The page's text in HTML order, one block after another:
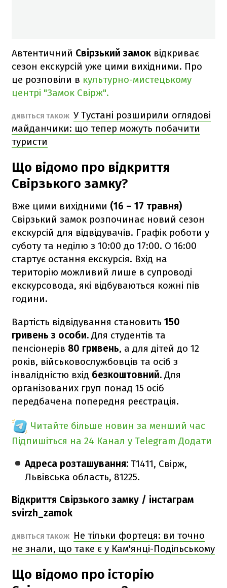
Автентичний Свірзький замок відкриває
сезон екскурсій уже цими вихідними. Про
це розповіли в культурно-мистецькому
центрі "Замок Свірж".
ДИВІТЬСЯ ТАКОЖ У Тустані розширили оглядові
майданчики: що тепер можуть побачити
туристи
Що відомо про відкриття
Свірзького замку?
Вже цими вихідними (16 – 17 травня)
Свірзький замок розпочинає новий сезон
екскурсій для відвідувачів. Графік роботи у
суботу та неділю з 10:00 до 17:00. О 16:00
стартує остання екскурсія. Вхід на
територію можливий лише в супроводі
екскурсовода, які відбуваються кожні пів
години.
Вартість відвідування становить 150
гривень з особи. Для студентів та
пенсіонерів 80 гривень, а для дітей до 12
років, військовослужбовців та осіб з
інвалідністю вхід безкоштовний. Для
організованих груп понад 15 осіб
передбачена попередня реєстрація.
Читайте більше новин за менший час
Підпишіться на 24 Канал у Telegram Додати
Адреса розташування:Т1411, Свірж,
Львівська область, 81225.
Відкриття Свірзького замку / інстаграм
svirzh_zamok
ДИВІТЬСЯ ТАКОЖ
Не тільки фортеця: ви точно
не знали, що таке є у Кам'янці-Подільському
Що відомо про історію